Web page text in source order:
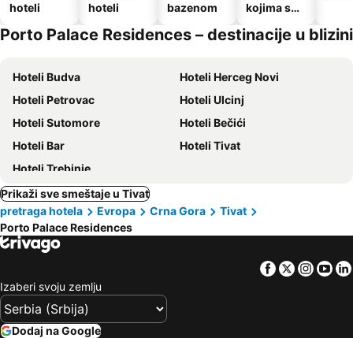
hoteli
hoteli
bazenom
kojima su
kućni
Porto Palace Residences – destinacije u blizini
Hoteli Budva
Hoteli Herceg Novi
Hoteli Petrovac
Hoteli Ulcinj
Hoteli Sutomore
Hoteli Bečići
Hoteli Bar
Hoteli Tivat
Hoteli Trebinje
Prikaži sve smeštaje u Tivat
pretraga hotela
Evropa Crna Gora
Tivat
Porto Palace Residences
Facebook
Twitter
Izaberi svoju zemlju
Dodaj na Google